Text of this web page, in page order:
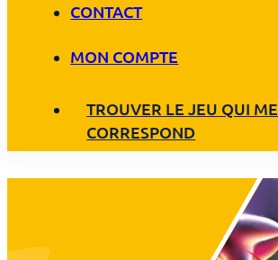
CONTACT
MON COMPTE
TROUVER LE JEU QUI ME
CORRESPOND